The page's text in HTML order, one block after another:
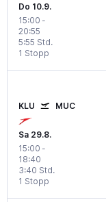
Do 10.9.
15:00 -
20:55
1 Stopp
5:55 Std.
KLU MUC
Sa 29.8.
15:00 -
18:40
1 Stopp
3:40 Std.